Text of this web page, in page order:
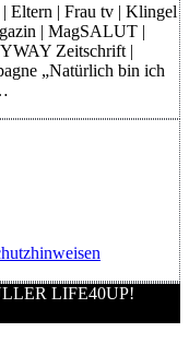
| Frau tv | Klingel
| MagSALUT |
Zeitschrift |
„Natürlich bin ich
LIFE40UP!